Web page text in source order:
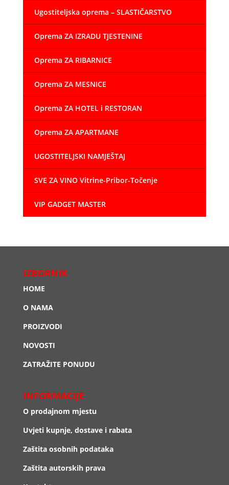
Ugostiteljska oprema – SLASTIČARSTVO
Oprema ZA IZRADU TJESTENINE
Oprema ZA RIBARNICE
Oprema ZA MESNICE
Oprema ZA HOTEL i RESTORAN
Oprema ZA APARTMANE
UGOSTITELJSKI NAMJEŠTAJ
SVE ZA VINO Vitrine-Pribor-Točenje
VIP GADGET MASTER
IZBORNIK
HOME
O NAMA
PROIZVODI
NOVOSTI
ZATRAŽITE PONUDU
INFORMACIJE
O prodajnom mjestu
Uvjeti kupnje, dostave i rabata
Zaštita osobnih podataka
Zaštita autorskih prava